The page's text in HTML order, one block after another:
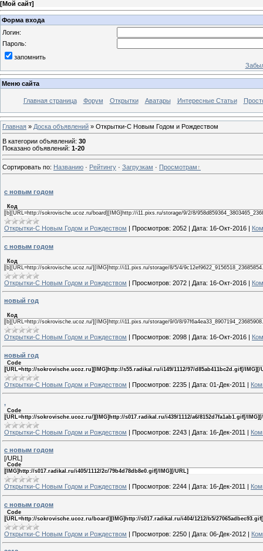
[Мой сайт]
Форма входа
Логин:
Пароль:
запомнить
Меню сайта
Главная страница Форум Открытки Аватары Интересные Статьи
Главная » Доска объявлений » Открытки-С Новым Годом и Рождеством
В категории объявлений: 30
Показано объявлений: 1-20
Сортировать по: Названию · Рейтингу · Загрузкам · Просмотрам
с новым годом
Код
[b][URL=http://sokrovische.ucoz.ru/board][IMG]http://i11.pixs.ru/storage/9/2/8/
Открытки-С Новым Годом и Рождеством | Просмотров: 2052 | Дата: 16-Окт-2016 |
с новым годом
Код
[b][URL=http://sokrovische.ucoz.ru/][IMG]http://i11.pixs.ru/storage/8/5/4/
Открытки-С Новым Годом и Рождеством | Просмотров: 2072 | Дата: 16-Окт-2016 |
новый год
Код
[b][URL=http://sokrovische.ucoz.ru/][IMG]http://i11.pixs.ru/storage/9/0/8/
Открытки-С Новым Годом и Рождеством Просмотров: 2098 Дата: 16-Окт-2016
новый год
Code
[URL=http://sokrovische.ucoz.ru][IMG]http://s55.radikal.ru/i149/1112/97/d85ab411bc2d.gif[/IMG][/
Открытки-С Новым Годом и Рождеством | Просмотров: 2235 | Дата: 01-Дек-2011 |
,
Code
[URL=http://sokrovische.ucoz.ru/][IMG]http://s017.radikal.ru/i439/1112/a6/8152d7fa1ab1.gif[/
Открытки-С Новым Годом и Рождеством | Просмотров: 2243 | Дата: 16-Дек-2011 |
с новым годом
[/URL]
Code
[IMG]http://s017.radikal.ru/i405/1112/2c/79b4d78db8e0.gif[/IMG][/URL]
Открытки-С Новым Годом и Рождеством Просмотров: 2244 Дата: 16-Дек-2011
с новым годом
Code
[URL=http://sokrovische.ucoz.ru/board][IMG]http://s017.radikal.ru/i404/1212/b5/
Открытки-С Новым Годом и Рождеством | Просмотров: 2250 | Дата: 06-Дек-2012 |